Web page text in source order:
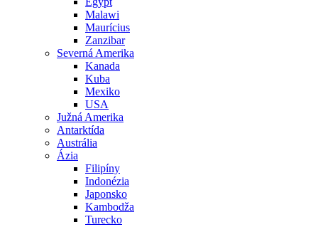
Malawi
Maurícius
Zanzibar
Severná Amerika
Kanada
Kuba
Mexiko
USA
Južná Amerika
Antarktída
Austrália
Ázia
Filipíny
Indonézia
Japonsko
Kambodža
Turecko